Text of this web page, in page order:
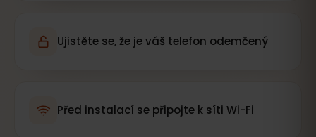
Ujistěte se, že je váš telefon odemčený
Před instalací se připojte k síti Wi-Fi